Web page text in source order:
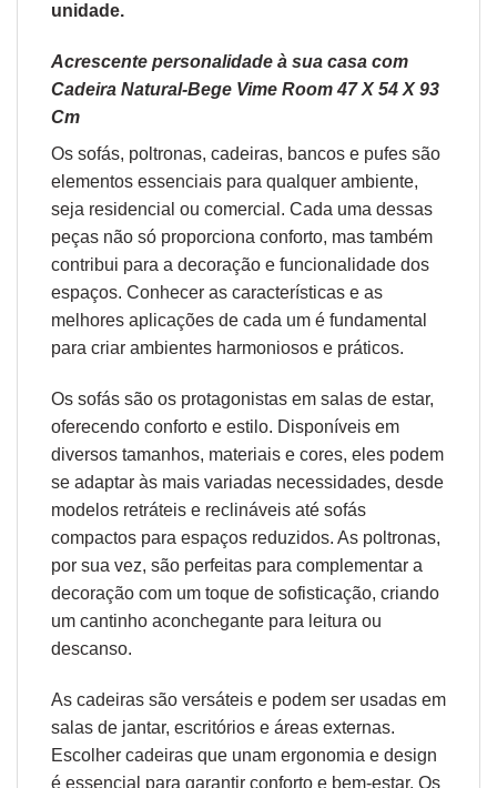
unidade.
Acrescente personalidade à sua casa com
Cadeira Natural-Bege Vime Room 47 X 54 X 93
Cm
Os sofás, poltronas, cadeiras, bancos e pufes são
elementos essenciais para qualquer ambiente,
seja residencial ou comercial. Cada uma dessas
peças não só proporciona conforto, mas também
contribui para a decoração e funcionalidade dos
espaços. Conhecer as características e as
melhores aplicações de cada um é fundamental
para criar ambientes harmoniosos e práticos.
Os sofás são os protagonistas em salas de estar,
oferecendo conforto e estilo. Disponíveis em
diversos tamanhos, materiais e cores, eles podem
se adaptar às mais variadas necessidades, desde
modelos retráteis e reclináveis até sofás
compactos para espaços reduzidos. As poltronas,
por sua vez, são perfeitas para complementar a
decoração com um toque de sofisticação, criando
um cantinho aconchegante para leitura ou
descanso.
As cadeiras são versáteis e podem ser usadas em
salas de jantar, escritórios e áreas externas.
Escolher cadeiras que unam ergonomia e design
é essencial para garantir conforto e bem-estar. Os